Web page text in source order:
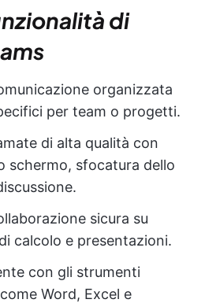
di
organizzata
per team o progetti.
di alta qualità con
schermo, sfocatura dello
sicura su
calcolo e presentazioni.
con gli strumenti
Word, Excel e